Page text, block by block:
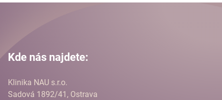
Kde nás najdete:
Klinika NAU s.r.o.
Sadová 1892/41, Ostrava